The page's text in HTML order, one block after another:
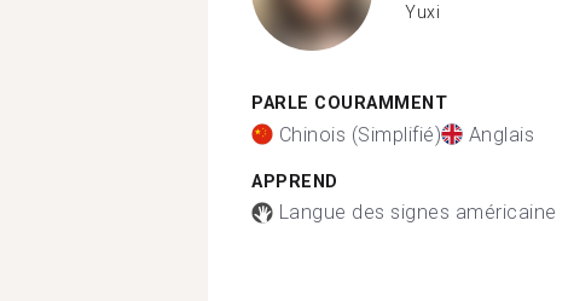
Yuxi
PARLE COURAMMENT
Chinois (Simplifié) Anglais
APPREND
Langue des signes américaine